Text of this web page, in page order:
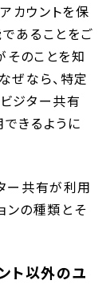
カウントを保
あることをご
そのことを知
ぜなら、特定
ジター共有
きるように
ー共有が利用
の種類とそ
ト以外のユ